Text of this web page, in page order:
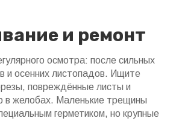
и ремонт
осмотра: после сильных
и осенних листопадов. Ищите
повреждённые листы и
в желобах. Маленькие трещины
герметиком, но крупные